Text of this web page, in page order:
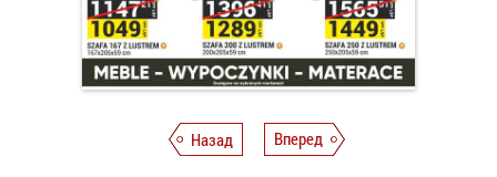
Назад Вперед